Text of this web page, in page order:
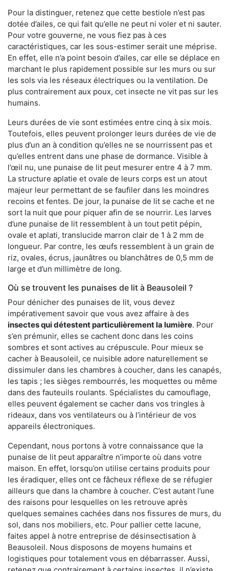
Pour la distinguer, retenez que cette bestiole n’est pas
dotée d’ailes, ce qui fait qu’elle ne peut ni voler et ni sauter.
Pour votre gouverne, ne vous fiez pas à ces
caractéristiques, car les sous-estimer serait une méprise.
En effet, elle n’a point besoin d’ailes, car elle se déplace en
marchant le plus rapidement possible sur les murs ou sur
les sols via les réseaux électriques ou la ventilation. De
plus contrairement aux poux, cet insecte ne vit pas sur les
humains.
Leurs durées de vie sont estimées entre cinq à six mois.
Toutefois, elles peuvent prolonger leurs durées de vie de
plus d’un an à condition qu’elles ne se nourrissent pas et
qu’elles entrent dans une phase de dormance. Visible à
l’œil nu, une punaise de lit peut mesurer entre 4 à 7 mm.
La structure aplatie et ovale de leurs corps est un atout
majeur leur permettant de se faufiler dans les moindres
recoins et fentes. De jour, la punaise de lit se cache et ne
sort la nuit que pour piquer afin de se nourrir. Les larves
d’une punaise de lit ressemblent à un tout petit pépin,
ovale et aplati, translucide marron clair de 1 à 2 mm de
longueur. Par contre, les œufs ressemblent à un grain de
riz, ovales, écrus, jaunâtres ou blanchâtres de 0,5 mm de
large et d’un millimètre de long.
Où se trouvent les punaises de lit à Beausoleil ?
Pour dénicher des punaises de lit, vous devez
impérativement savoir que vous avez affaire à des
insectes qui détestent particulièrement la lumière. Pour
s’en prémunir, elles se cachent donc dans les coins
sombres et sont actives au crépuscule. Pour mieux se
cacher à Beausoleil, ce nuisible adore naturellement se
dissimuler dans les chambres à coucher, dans les canapés,
les tapis ; les sièges rembourrés, les moquettes ou même
dans des fauteuils roulants. Spécialistes du camouflage,
elles peuvent également se cacher dans vos tringles à
rideaux, dans vos ventilateurs ou à l’intérieur de vos
appareils électroniques.
Cependant, nous portons à votre connaissance que la
punaise de lit peut apparaître n’importe où dans votre
maison. En effet, lorsqu’on utilise certains produits pour
les éradiquer, elles ont ce fâcheux réflexe de se réfugier
ailleurs que dans la chambre à coucher. C’est autant l’une
des raisons pour lesquelles on les retrouve après
quelques semaines cachées dans nos fissures de murs, du
sol, dans nos mobiliers, etc. Pour pallier cette lacune,
faites appel à notre entreprise de désinsectisation à
Beausoleil. Nous disposons de moyens humains et
logistiques pour totalement vous en débarrasser. Aussi,